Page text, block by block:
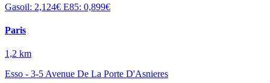
Gasoil: 2,124€ E85: 0,899€
Paris
1,2 km
Esso - 3-5 Avenue De La Porte D'Asnieres